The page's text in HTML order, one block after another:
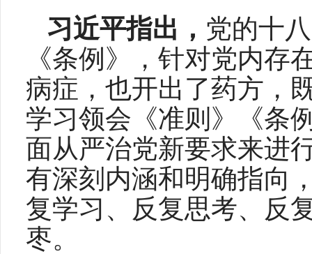
习近平指出， 党的十
《条例》，针对党内存
病症，也开出了药方，
学习领会《准则》《条
面从严治党新要求来进
有深刻内涵和明确指向
复学习、反复思考、反
枣。